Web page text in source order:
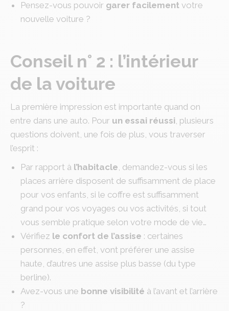
Pensez-vous pouvoir garer facilement votre
nouvelle voiture ?
Conseil n° 2 : l’intérieur
de la voiture
La première impression est importante quand on
entre dans une auto. Pour un essai réussi, plusieurs
questions doivent, une fois de plus, vous traverser
l’esprit :
Par rapport à l’habitacle, demandez-vous si les
places arrière disposent de suffisamment de place
pour vos enfants, si le coffre est suffisamment
grand pour vos voyages ou vos activités, si tout
vous semble pratique selon votre mode de vie…
Vérifiez le confort de l’assise : certaines
personnes, en effet, vont préférer une assise
haute, d’autres une assise plus basse (du type
berline).
Avez-vous une bonne visibilité à l’avant et l’arrière
?